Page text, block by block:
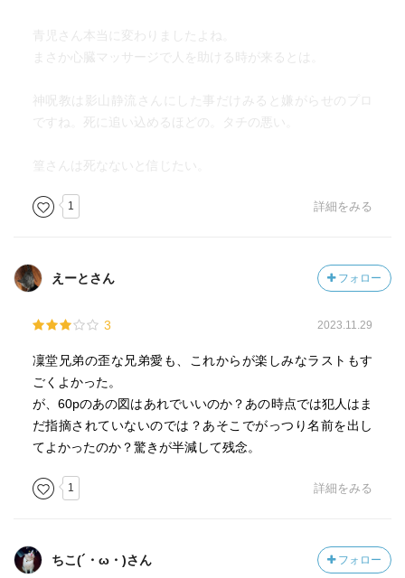
青児さん本当に変わりましたよね。
まさか心臓マッサージで人を助ける時が来るとは。
神呪教は影山静流さんにした事だけみると嫌がらせのプロ
ですね。死に追い込めるほどの。タチの悪い。
篁さんは死なないと信じたい。
1 詳細をみる
えーとさん フォロー
3 2023.11.29
凜堂兄弟の歪な兄弟愛も、これからが楽しみなラストもす
ごくよかった。
が、60pのあの図はあれでいいのか？あの時点では犯人はま
だ指摘されていないのでは？あそこでがっつり名前を出し
てよかったのか？驚きが半減して残念。
1 詳細をみる
ちこ(´・ω・)さん フォロー